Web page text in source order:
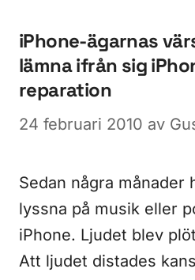
iPhone-ägarnas
lämna ifrån sig
reparation
24 februari 2010 av
Sedan några månader
lyssna på musik eller
iPhone. Ljudet blev
Att ljudet distades